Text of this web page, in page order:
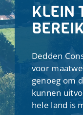
KLEIN
Dedden
voor
genoeg om
kunnen
hele land is